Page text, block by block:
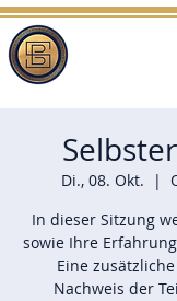
Di., 08. Okt.
  |
In dieser Sitzung
sowie Ihre
Eine
Nachweis der